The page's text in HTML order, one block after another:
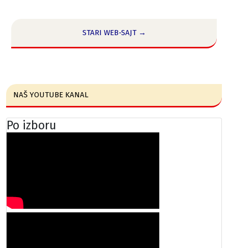
STARI WEB-SAJT →
NAŠ YOUTUBE KANAL
Po izboru